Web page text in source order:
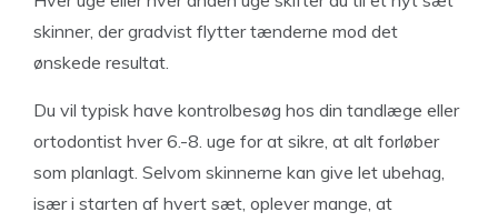
skinner, der gradvist flytter tænderne mod det
ønskede resultat.
Du vil typisk have kontrolbesøg hos din tandlæge eller
ortodontist hver 6.-8. uge for at sikre, at alt forløber
som planlagt. Selvom skinnerne kan give let ubehag,
især i starten af hvert sæt, oplever mange, at